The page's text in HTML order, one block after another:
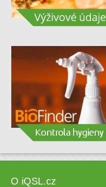
O iQSL.cz